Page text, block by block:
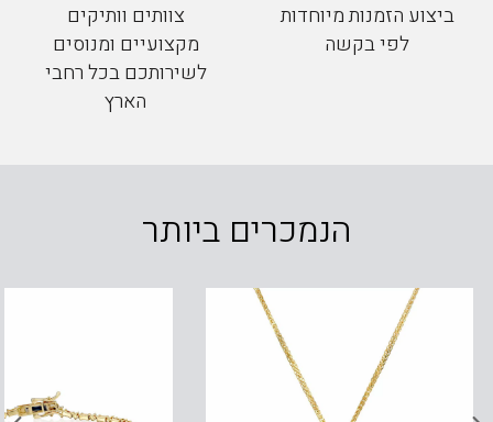
ביצוע הזמנות מיוחדות
לפי בקשה
צוותים וותיקים
מקצועיים ומנוסים
לשירותכם בכל רחבי
הארץ
הנמכרים ביותר